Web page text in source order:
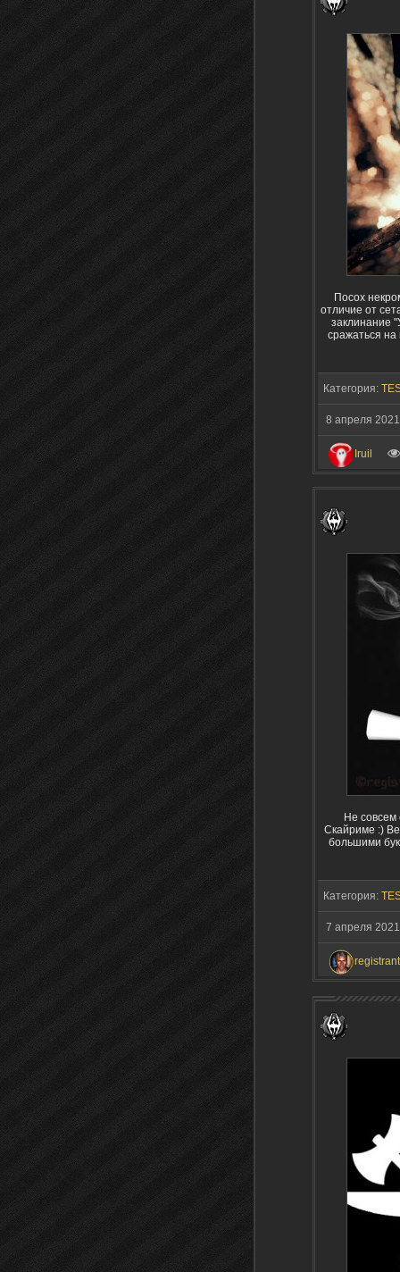
Посох
отличие от
заклинание
сражаться на
Категория:
8 апреля 2021
Iruil
Не совсем
Скайриме :)
большими
Категория:
7 апреля 2021
registrant